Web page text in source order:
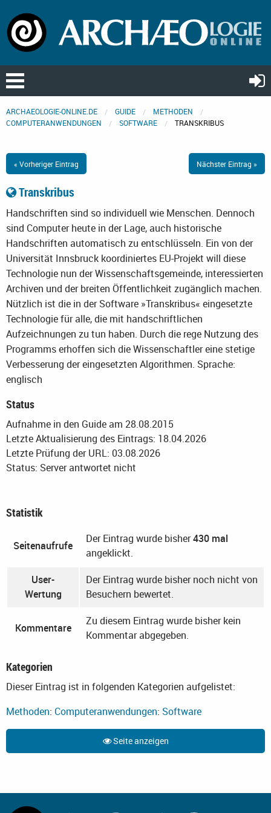
ARCHAEOLOGIE-ONLINE.DE GUIDE
METHODEN
COMPUTERANWENDUNGEN
SOFTWARE TRANSKRIBUS
« Vorheriger Eintrag Nächster Eintrag »
Transkribus
Handschriften sind so individuell wie Menschen. Dennoch
sind Computer heute in der Lage, auch historische
Handschriften automatisch zu entschlüsseln. Ein von der
Universität Innsbruck koordiniertes EU-Projekt will diese
Technologie nun der Wissenschaftsgemeinde, interessierten
Archiven und der breiten Öffentlichkeit zugänglich machen.
Nützlich ist die in der Software »Transkribus« eingesetzte
Technologie für alle, die mit handschriftlichen
Aufzeichnungen zu tun haben. Durch die rege Nutzung des
Programms erhoffen sich die Wissenschaftler eine stetige
Verbesserung der eingesetzten Algorithmen. Sprache:
englisch
Status
Aufnahme in den Guide am 28.08.2015
Letzte Aktualisierung des Eintrags: 18.04.2026
Letzte Prüfung der URL: 03.08.2026
Status: Server antwortet nicht
Statistik
Seitenaufrufe
Der Eintrag wurde bisher430 mal
angeklickt.
User-
Wertung
Der Eintrag wurde bisher noch nicht von
Besuchern bewertet.
Kommentare
Zu diesem Eintrag wurde bisher kein
Kommentar abgegeben.
Kategorien
Dieser Eintrag ist in folgenden Kategorien aufgelistet:
Methoden: Computeranwendungen: Software
Seite anzeigen